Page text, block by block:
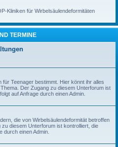
Kliniken für Wirbelsäulendeformitäten
TERMINE
Teenager bestimmt. Hier könnt ihr alles
Der Zugang zu diesem Unterforum ist
auf Anfrage durch einen Admin.
die von Wirbelsäulendeformität betroffen
diesem Unterforum ist kontrolliert, die
durch einen Admin.